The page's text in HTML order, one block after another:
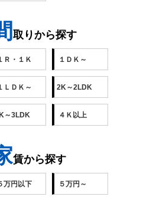
取りから探す
Ｒ・１Ｋ １ＤＫ～
ＬＤＫ～ 2K～2LDK
～3LDK ４Ｋ以上
賃から探す
万円以下 ５万円～